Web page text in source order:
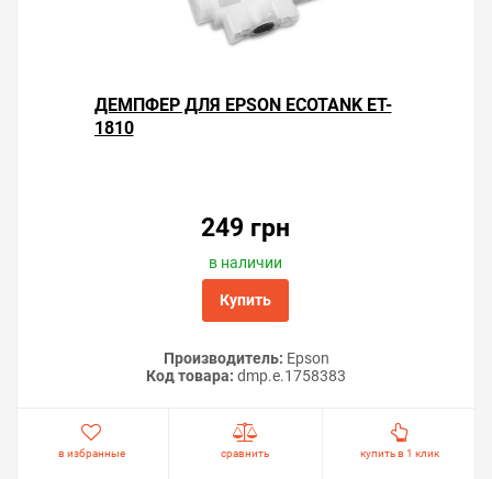
принтере экономичной.
ДЕМПФЕР ДЛЯ EPSON ECOTANK ET-
1810
249 грн
в наличии
Купить
Производитель: Epson
Код товара: dmp.e.1758383
в избранные сравнить купить в 1 клик